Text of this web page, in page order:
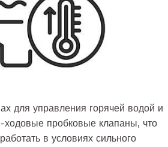
для управления горячей водой и
ходовые пробковые клапаны, что
в условиях сильного